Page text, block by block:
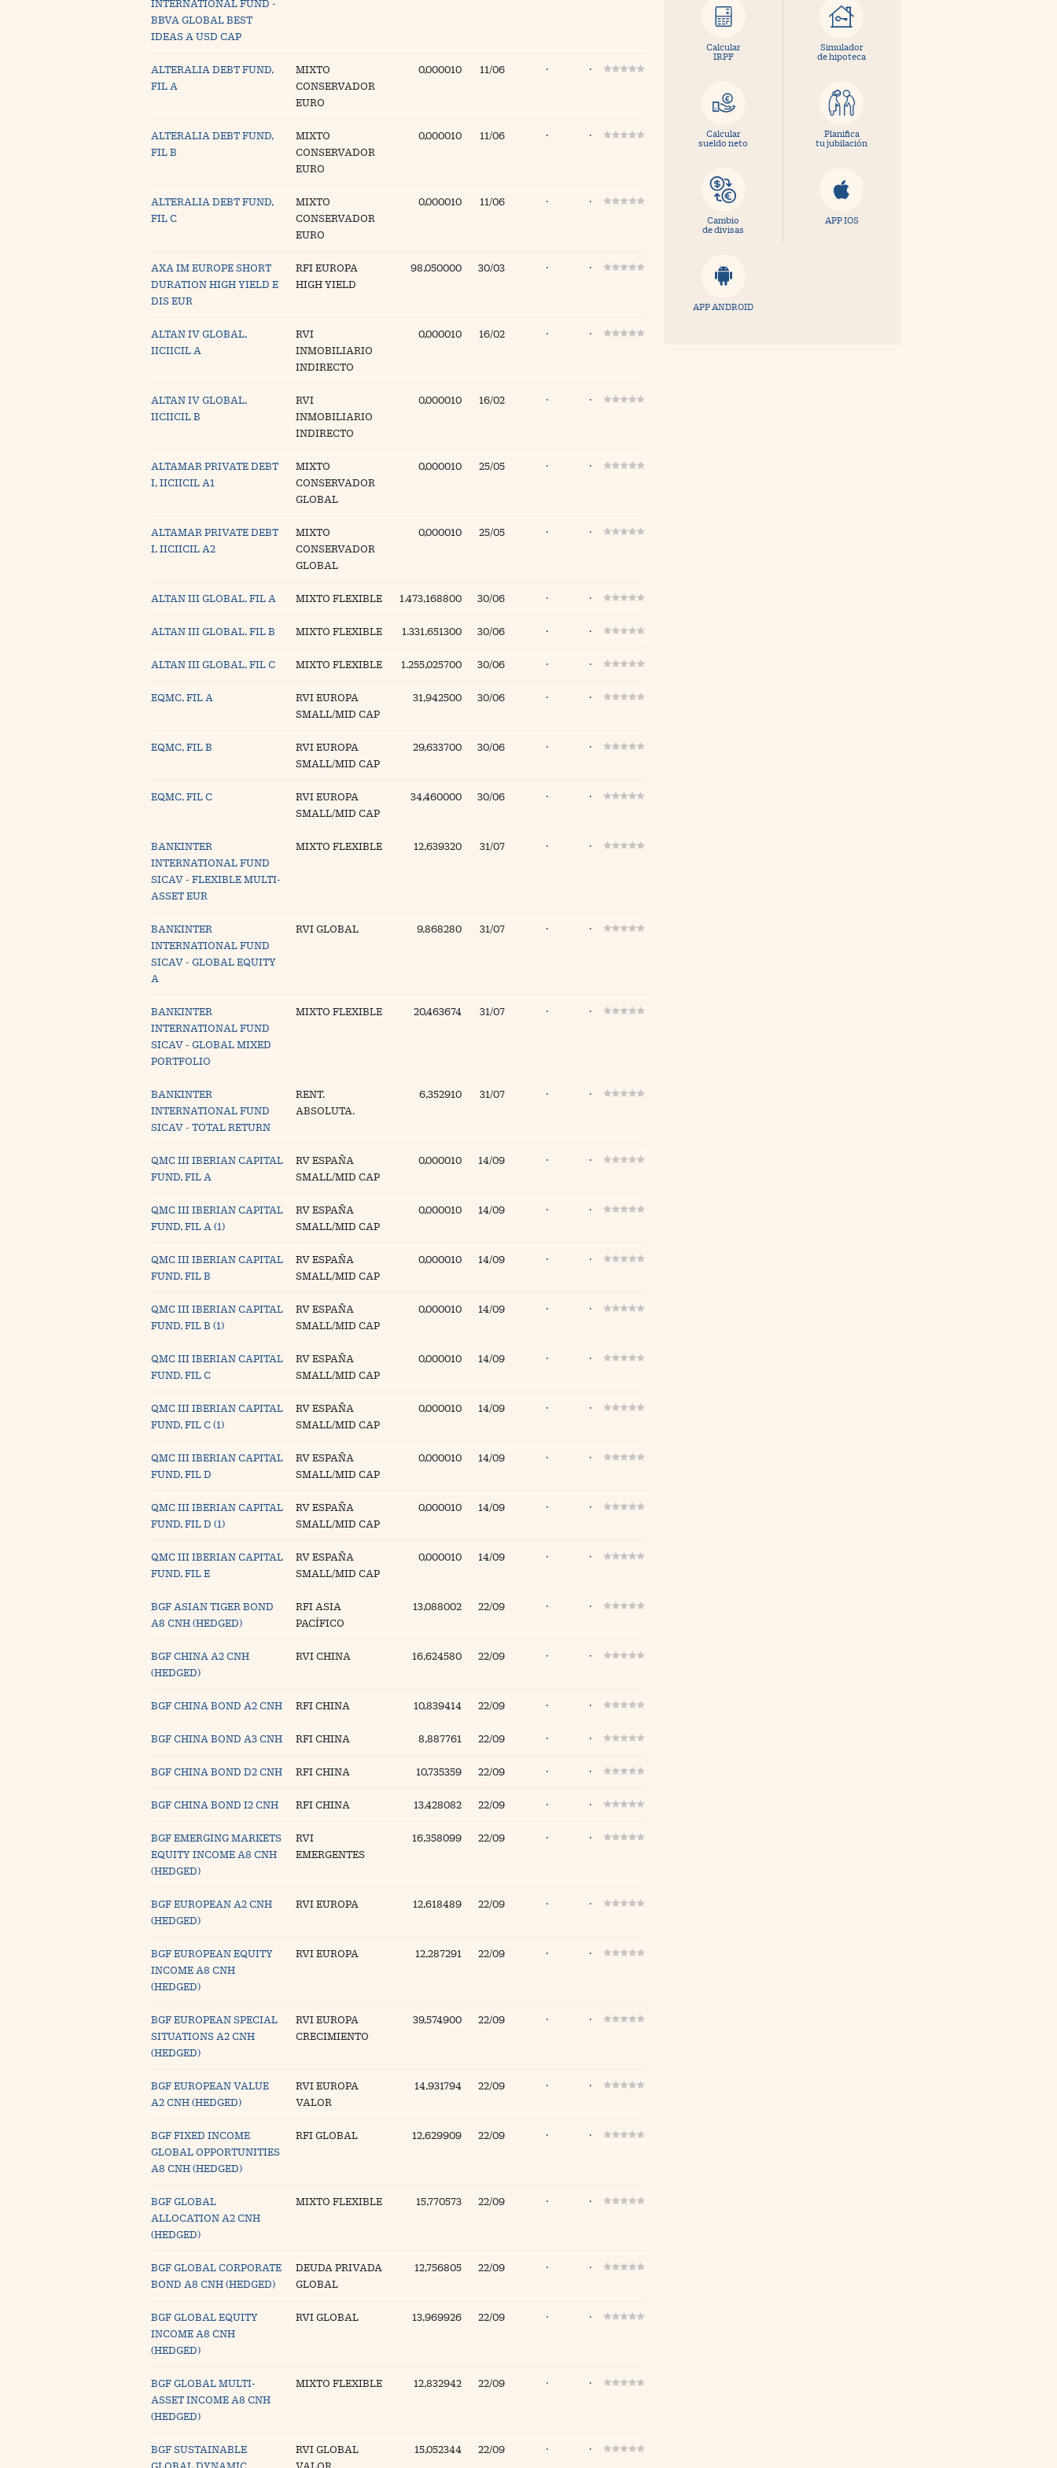
Blogs
INTERNATIONAL FUND -
BBVA GLOBAL BEST
IDEAS A USD CAP
ALTERALIA DEBT FUND,
FIL A
MIXTO
CONSERVADOR
EURO
0,000010 11/06 · ·
ALTERALIA DEBT FUND,
FIL B
MIXTO
CONSERVADOR
EURO
0,000010 11/06 · ·
ALTERALIA DEBT FUND,
FIL C
MIXTO
CONSERVADOR
EURO
0,000010 11/06 · ·
AXA IM EUROPE SHORT
DURATION HIGH YIELD E
DIS EUR
RFI EUROPA
HIGH YIELD
98,050000 30/03 · ·
ALTAN IV GLOBAL,
IICIICIL A
RVI
INMOBILIARIO
INDIRECTO
0,000010 16/02 · ·
ALTAN IV GLOBAL,
IICIICIL B
RVI
INMOBILIARIO
INDIRECTO
0,000010 16/02 · ·
ALTAMAR PRIVATE DEBT
I, IICIICIL A1
MIXTO
CONSERVADOR
GLOBAL
0,000010 25/05 · ·
ALTAMAR PRIVATE DEBT
I, IICIICIL A2
MIXTO
CONSERVADOR
GLOBAL
0,000010 25/05 · ·
ALTAN III GLOBAL, FIL A MIXTO FLEXIBLE 1.473,168800 30/06 · ·
ALTAN III GLOBAL, FIL B MIXTO FLEXIBLE 1.331,651300 30/06 · ·
ALTAN III GLOBAL, FIL C MIXTO FLEXIBLE 1.255,025700 30/06 · ·
EQMC, FIL A
RVI EUROPA
SMALL/MID CAP
31,942500 30/06 · ·
EQMC, FIL B
RVI EUROPA
SMALL/MID CAP
29,633700 30/06 · ·
EQMC, FIL C
RVI EUROPA
SMALL/MID CAP
34,460000 30/06 · ·
BANKINTER
INTERNATIONAL FUND
SICAV - FLEXIBLE MULTI-
ASSET EUR
MIXTO FLEXIBLE 12,639320 31/07 · ·
BANKINTER
INTERNATIONAL FUND
SICAV - GLOBAL EQUITY
A
RVI GLOBAL 9,868280 31/07 · ·
BANKINTER
INTERNATIONAL FUND
SICAV - GLOBAL MIXED
PORTFOLIO
MIXTO FLEXIBLE 20,463674 31/07 · ·
BANKINTER
INTERNATIONAL FUND
SICAV - TOTAL RETURN
RENT.
ABSOLUTA.
6,352910 31/07 · ·
QMC III IBERIAN CAPITAL
FUND, FIL A
RV ESPAÑA
SMALL/MID CAP
0,000010 14/09 · ·
QMC III IBERIAN CAPITAL
FUND, FIL A (1)
RV ESPAÑA
SMALL/MID CAP
0,000010 14/09 · ·
QMC III IBERIAN CAPITAL
FUND, FIL B
RV ESPAÑA
SMALL/MID CAP
0,000010 14/09 · ·
QMC III IBERIAN CAPITAL
FUND, FIL B (1)
RV ESPAÑA
SMALL/MID CAP
0,000010 14/09 · ·
QMC III IBERIAN CAPITAL
FUND, FIL C
RV ESPAÑA
SMALL/MID CAP
0,000010 14/09 · ·
QMC III IBERIAN CAPITAL
FUND, FIL C (1)
RV ESPAÑA
SMALL/MID CAP
0,000010 14/09 · ·
QMC III IBERIAN CAPITAL
FUND, FIL D
RV ESPAÑA
SMALL/MID CAP
0,000010 14/09 · ·
QMC III IBERIAN CAPITAL
FUND, FIL D (1)
RV ESPAÑA
SMALL/MID CAP
0,000010 14/09 · ·
QMC III IBERIAN CAPITAL
FUND, FIL E
RV ESPAÑA
SMALL/MID CAP
0,000010 14/09 · ·
BGF ASIAN TIGER BOND
A8 CNH (HEDGED)
RFI ASIA
PACÍFICO
13,088002 22/09 · ·
BGF CHINA A2 CNH
(HEDGED)
RVI CHINA 16,624580 22/09 · ·
BGF CHINA BOND A2 CNH RFI CHINA 10,839414 22/09 · ·
BGF CHINA BOND A3 CNH RFI CHINA 8,887761 22/09 · ·
BGF CHINA BOND D2 CNH RFI CHINA 10,735359 22/09 · ·
BGF CHINA BOND I2 CNH RFI CHINA 13,428082 22/09 · ·
BGF EMERGING MARKETS
EQUITY INCOME A8 CNH
(HEDGED)
RVI
EMERGENTES
16,358099 22/09 · ·
BGF EUROPEAN A2 CNH
(HEDGED)
RVI EUROPA 12,618489 22/09 · ·
BGF EUROPEAN EQUITY
INCOME A8 CNH
(HEDGED)
RVI EUROPA 12,287291 22/09 · ·
BGF EUROPEAN SPECIAL
SITUATIONS A2 CNH
(HEDGED)
RVI EUROPA
CRECIMIENTO
39,574900 22/09 · ·
BGF EUROPEAN VALUE
A2 CNH (HEDGED)
RVI EUROPA
VALOR
14,931794 22/09 · ·
BGF FIXED INCOME
GLOBAL OPPORTUNITIES
A8 CNH (HEDGED)
RFI GLOBAL 12,629909 22/09 · ·
BGF GLOBAL
ALLOCATION A2 CNH
(HEDGED)
MIXTO FLEXIBLE 15,770573 22/09 · ·
BGF GLOBAL CORPORATE
BOND A8 CNH (HEDGED)
DEUDA PRIVADA
GLOBAL
12,756805 22/09 · ·
BGF GLOBAL EQUITY
INCOME A8 CNH
(HEDGED)
RVI GLOBAL 13,969926 22/09 · ·
BGF GLOBAL MULTI-
ASSET INCOME A8 CNH
(HEDGED)
MIXTO FLEXIBLE 12,832942 22/09 · ·
BGF SUSTAINABLE
GLOBAL DYNAMIC
RVI GLOBAL
VALOR
15,052344 22/09 · ·
Calcular
IRPF
Simulador
de hipoteca
Calcular
sueldo neto
Planifica
tu jubilación
Cambio
de divisas
APP IOS
APP ANDROID